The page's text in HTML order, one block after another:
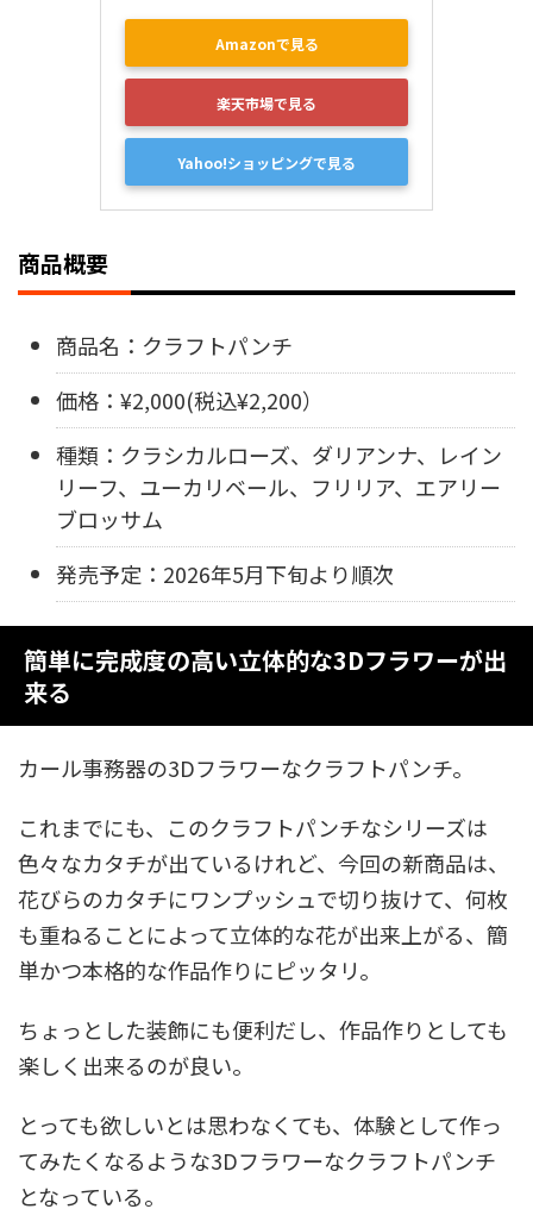
Amazonで見る
楽天市場で見る
Yahoo!ショッピングで見る
商品概要
商品名：クラフトパンチ
価格：¥2,000(税込¥2,200）
種類：クラシカルローズ、ダリアンナ、レイン
リーフ、ユーカリベール、フリリア、エアリー
ブロッサム
発売予定：2026年5月下旬より順次
簡単に完成度の高い立体的な3Dフラワーが出
来る
カール事務器の3Dフラワーなクラフトパンチ。
これまでにも、このクラフトパンチなシリーズは
色々なカタチが出ているけれど、今回の新商品は、
花びらのカタチにワンプッシュで切り抜けて、何枚
も重ねることによって立体的な花が出来上がる、簡
単かつ本格的な作品作りにピッタリ。
ちょっとした装飾にも便利だし、作品作りとしても
楽しく出来るのが良い。
とっても欲しいとは思わなくても、体験として作っ
てみたくなるような3Dフラワーなクラフトパンチ
となっている。